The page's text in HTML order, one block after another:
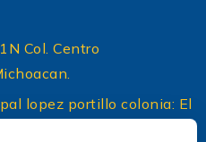
Col. Centro
lopez portillo colonia: El
Jalisco